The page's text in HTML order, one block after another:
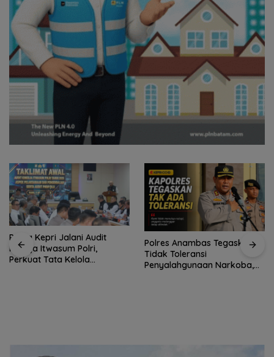
Polda Kepri Jalani Audit
Kinerja Itwasum Polri,
Perkuat Tata Kelola
Polres Anambas Tegaskan
Tidak Toleransi
Penyalahgunaan Narkoba,